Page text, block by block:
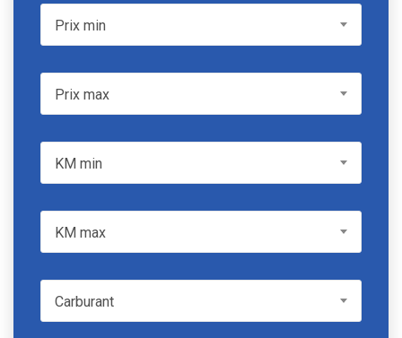
Prix minPrix min
Prix maxPrix max
KM min
KM max
CarburantCarburant